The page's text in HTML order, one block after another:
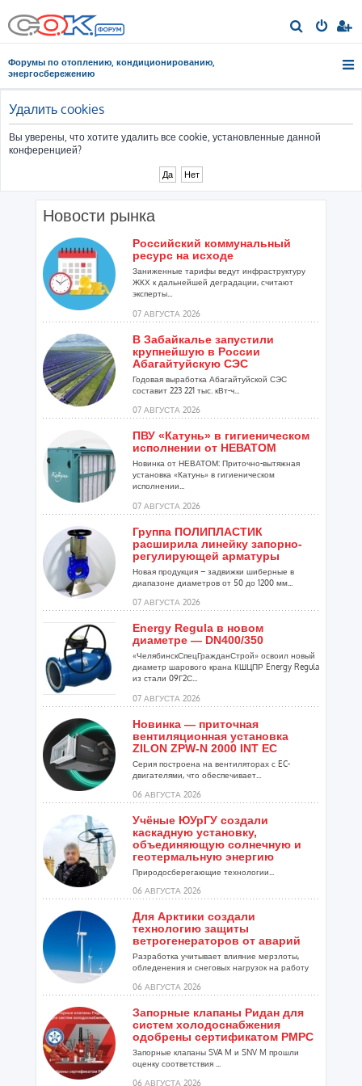
о
Форумы по отоплению, кондиционированию,
энергосбережению
Удалить cookies
Вы уверены, что хотите удалить все cookie, установленные данной
конференцией?
Новости рынка
Российский коммунальный
ресурс на исходе
Заниженные тарифы ведут инфраструктуру
ЖКХ к дальнейшей деградации, считают
эксперты...
07 АВГУСТА 2026
В Забайкалье запустили
крупнейшую в России
Абагайтуйскую СЭС
Годовая выработка Абагайтуйской СЭС
составит 223 221 тыс. кВт-ч...
07 АВГУСТА 2026
ПВУ «Катунь» в гигиеническом
исполнении от НЕВАТОМ
Новинка от НЕВАТОМ: Приточно-вытяжная
установка «Катунь» в гигиеническом
исполнении...
07 АВГУСТА 2026
Группа ПОЛИПЛАСТИК
расширила линейку запорно-
регулирующей арматуры
Новая продукция – задвижки шиберные в
диапазоне диаметров от 50 до 1200 мм...
07 АВГУСТА 2026
Energy Regula в новом
диаметре — DN400/350
«ЧелябинскСпецГражданСтрой» освоил новый
диаметр шарового крана КШЦПР Energy Regula
из стали 09Г2С...
07 АВГУСТА 2026
Новинка — приточная
вентиляционная установка
ZILON ZPW-N 2000 INT EC
Серия построена на вентиляторах с EC-
двигателями, что обеспечивает...
06 АВГУСТА 2026
Учёные ЮУрГУ создали
каскадную установку,
объединяющую солнечную и
геотермальную энергию
Природосберегающие технологии...
06 АВГУСТА 2026
Для Арктики создали
технологию защиты
ветрогенераторов от аварий
Разработка учитывает влияние мерзлоты,
обледенения и снеговых нагрузок на работу
06 АВГУСТА 2026
Запорные клапаны Ридан для
систем холодоснабжения
одобрены сертификатом РМРС
Запорные клапаны SVA M и SNV M прошли
оценку соответствия ...
06 АВГУСТА 2026